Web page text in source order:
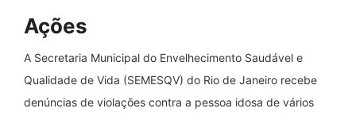
Ações
A Secretaria Municipal do Envelhecimento Saudável e
Qualidade de Vida (SEMESQV) do Rio de Janeiro recebe
denúncias de violações contra a pessoa idosa de vários